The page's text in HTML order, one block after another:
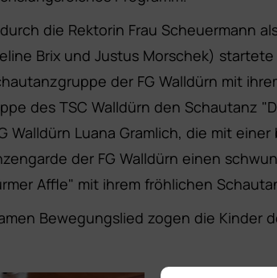
die Rektorin Frau Scheuermann
Brix und Justus Morschek)
der FG Walldürn mit
des TSC Walldürn den Schautanz
Walldürn Luana Gramlich, die mit
der FG Walldürn einen
Affle" mit ihrem fröhlichen
Bewegungslied zogen die Kinder